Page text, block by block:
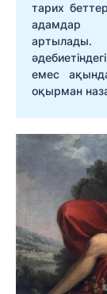
тарих
емес
оқырман